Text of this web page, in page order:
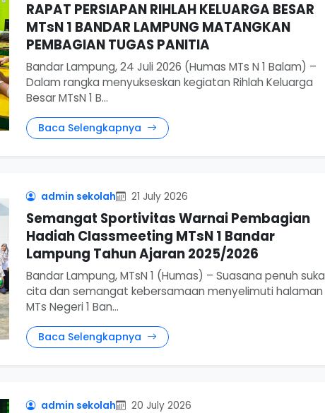
RAPAT PERSIAPAN RIHLAH KELUARGA BESAR
MTsN 1 BANDAR LAMPUNG MATANGKAN
PEMBAGIAN TUGAS PANITIA
Bandar Lampung, 24 Juli 2026 (Humas MTs N 1 Balam) –
Dalam rangka menyukseskan kegiatan Rihlah Keluarga
Besar MTsN 1 B...
Baca Selengkapnya
admin sekolah 21 July 2026
Semangat Sportivitas Warnai Pembagian
Hadiah Classmeeting MTsN 1 Bandar
Lampung Tahun Ajaran 2025/2026
Bandar Lampung, MTsN 1 (Humas) – Suasana penuh suka
cita dan semangat kebersamaan menyelimuti halaman
MTs Negeri 1 Ban...
Baca Selengkapnya
admin sekolah 20 July 2026